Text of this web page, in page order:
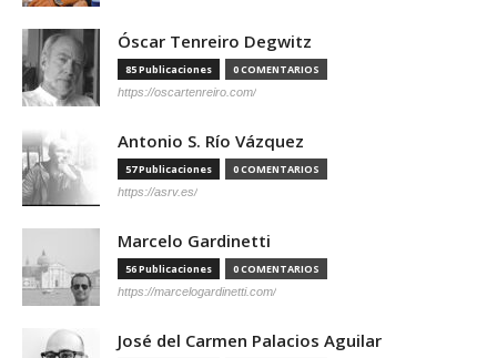
Óscar Tenreiro Degwitz
85 Publicaciones 0 COMENTARIOS
https://oscartenreiro.com/
Antonio S. Río Vázquez
57 Publicaciones 0 COMENTARIOS
https://asrv.es/
Marcelo Gardinetti
56 Publicaciones 0 COMENTARIOS
https://marcelogardinetti.com/
José del Carmen Palacios Aguilar